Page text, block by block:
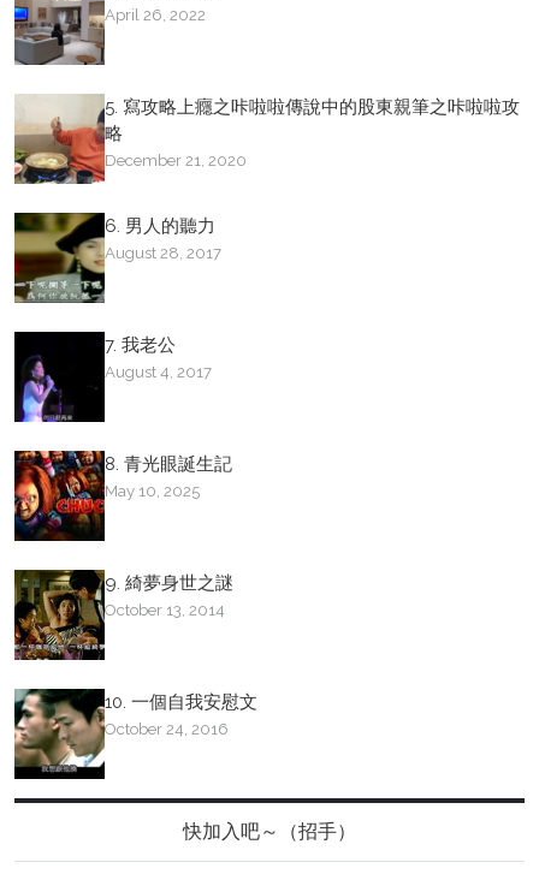
April 26, 2022
5. 寫攻略上癮之咔啦啦傳說中的股東親筆之咔啦啦攻
略
December 21, 2020
6. 男人的聽力
August 28, 2017
7. 我老公
August 4, 2017
8. 青光眼誕生記
May 10, 2025
9. 綺夢身世之謎
October 13, 2014
10. 一個自我安慰文
October 24, 2016
快加入吧～（招手）